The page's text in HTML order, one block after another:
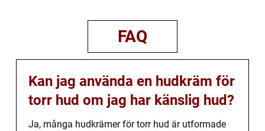
FAQ
Kan jag använda en hudkräm för
torr hud om jag har känslig hud?
Ja, många hudkrämer för torr hud är utformade